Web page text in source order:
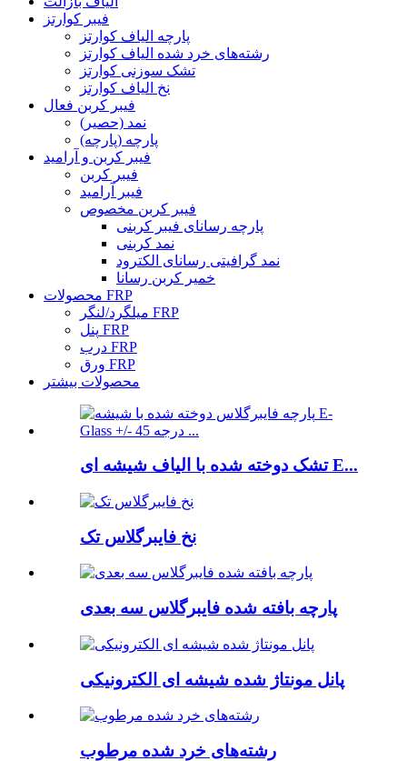
فیبر کوارتز
پارچه الیاف کوارتز
رشته‌های خرد شده الیاف کوارتز
تشک سوزنی کوارتز
نخ الیاف کوارتز
فیبر کربن فعال
نمد (حصیر)
پارچه (پارچه)
فیبر کربن و آرامید
فیبر کربن
فیبر آرامید
فیبر کربن مخصوص
پارچه رسانای فیبر کربنی
نمد کربنی
نمد گرافیتی رسانای الکترود
خمیر کربن رسانا
محصولات FRP
میلگرد/لنگر FRP
پنل FRP
درب FRP
ورق FRP
محصولات بیشتر
تشک دوخته شده با الیاف شیشه ای E...
نخ فایبرگلاس تک
پارچه بافته شده فایبرگلاس سه بعدی
پانل مونتاژ شده شیشه ای الکترونیکی
رشته‌های خرد شده مرطوب